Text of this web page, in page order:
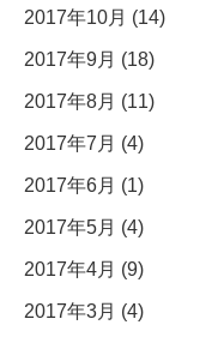
2017年10月 (14)
2017年9月 (18)
2017年8月 (11)
2017年7月 (4)
2017年6月 (1)
2017年5月 (4)
2017年4月 (9)
2017年3月 (4)